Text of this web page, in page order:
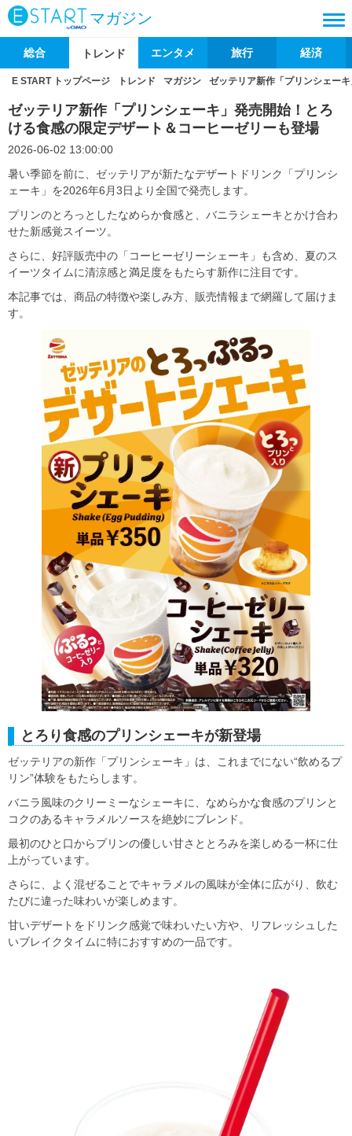
マガジン
総合 トレンド エンタメ 旅行 経済
E START トップページ トレンド マガジン ゼッテリア新作「プリンシェー
ゼッテリア新作「プリンシェーキ」発売開始！とろ
ける食感の限定デザート＆コーヒーゼリーも登場
2026-06-02 13:00:00
暑い季節を前に、ゼッテリアが新たなデザートドリンク「プリンシ
ェーキ」を2026年6月3日より全国で発売します。
プリンのとろっとしたなめらか食感と、バニラシェーキとかけ合わ
せた新感覚スイーツ。
さらに、好評販売中の「コーヒーゼリーシェーキ」も含め、夏のス
イーツタイムに清涼感と満足度をもたらす新作に注目です。
本記事では、商品の特徴や楽しみ方、販売情報まで網羅して届けま
す。
とろり食感のプリンシェーキが新登場
ゼッテリアの新作「プリンシェーキ」は、これまでにない“飲めるプ
リン”体験をもたらします。
バニラ風味のクリーミーなシェーキに、なめらかな食感のプリンと
コクのあるキャラメルソースを絶妙にブレンド。
最初のひと口からプリンの優しい甘さととろみを楽しめる一杯に仕
上がっています。
さらに、よく混ぜることでキャラメルの風味が全体に広がり、飲む
たびに違った味わいが楽しめます。
甘いデザートをドリンク感覚で味わいたい方や、リフレッシュした
いブレイクタイムに特におすすめの一品です。